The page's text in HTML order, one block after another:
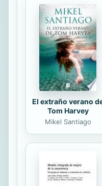
de
aquella
en una
Lisboa
El extraño verano
Tom Harvey
Mikel Santiago